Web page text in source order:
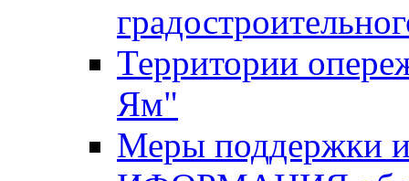
Территории
Ям"
Меры поддержки